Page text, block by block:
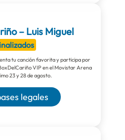
– Luis Miguel
tu canción favorita y participa por
VIP en el Movistar Arena
23 y 28 de agosto.
legales